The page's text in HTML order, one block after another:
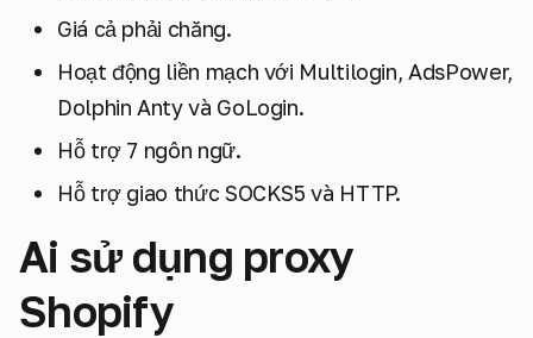
Giá cả phải chăng.
Hoạt động liền mạch với Multilogin, AdsPower,
Dolphin Anty và GoLogin.
Hỗ trợ 7 ngôn ngữ.
Hỗ trợ giao thức SOCKS5 và HTTP.
Ai sử dụng proxy
Shopify